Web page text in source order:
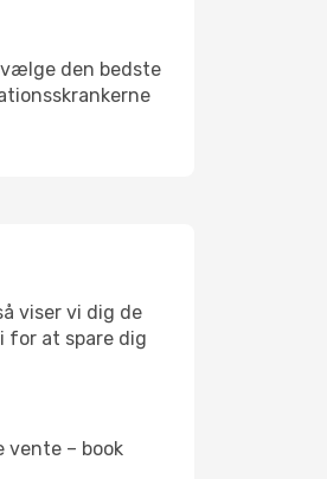
vælge den bedste
viser vi dig de
for at spare dig
– book